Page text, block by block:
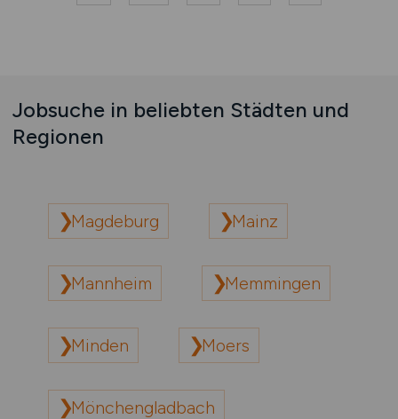
Jobsuche in beliebten Städten und
Regionen
Magdeburg Mainz
Mannheim Memmingen
Minden Moers
Mönchengladbach